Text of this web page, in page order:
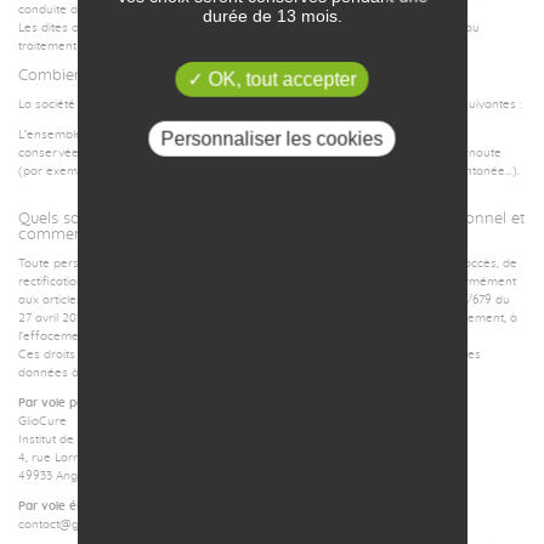
conduite de ses opérations.
Les dites opérations reposent sur le consentement de la personne concernée au
traitement de ses données.
Combien de temps vos données seront-elles conservées ?
La société GLIOCURE conservera vos données personnelles pour les durées suivantes :
L’ensemble des données personnelles collectées auprès de l’internaute seront
conservées pendant 3 années à compter du dernier contact émanant de l’internaute
(par exemple une demande d’information sur un produit, une candidature spontanée…).
Quels sont vos droits à l’accès aux données à caractère personnel et
comment les exercer ?
Toute personne physique utilisant le service a la faculté d’exercer ses droits d’accès, de
rectification, d’opposition et d’effacement au traitement de ses données conformément
aux articles 38 à 40 de la loi du 6 janvier 1978. En application du règlement 2016/679 du
27 avril 2016, la personne physique peut exercer son droit à la limitation du traitement, à
l’effacement de ses données et la portabilité à partir du 25 mai 2018.
Ces droits peuvent être exercés auprès de la société GLIOCURE qui a collecté les
données à caractère personnel de la manière suivante, en nous écrivant :
Par voie postale :
GlioCure
Institut de Biologie en Santé (PBH-IRIS) CHU Angers
4, rue Larrey
49933 Angers Cedex 9
Par voie électronique :
contact@gliocure.com
durée de 13 mois.
OK, tout accepter
Personnaliser les cookies